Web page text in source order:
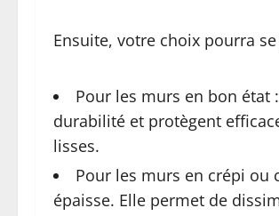
Ensuite, votre choix pourra
Pour les murs en bon état
durabilité et protègent
lisses.
Pour les murs en crépi ou
épaisse. Elle permet de